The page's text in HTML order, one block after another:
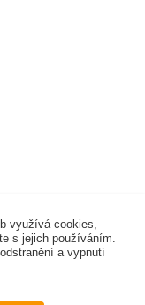
využívá cookies,
s jejich používáním.
a vypnutí